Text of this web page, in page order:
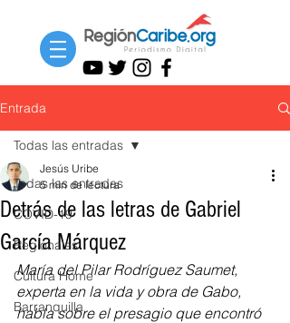
Entrada
Todas las entradas
COVID-19
Regionales
Cultura Home
Barranquilla
Todas las entradas
Detrás de las letras de Gabriel
García Márquez
Jesús Uribe
5 min de lectura
María del Pilar Rodríguez Saumet,
experta en la vida y obra de Gabo,
habla sobre el presagio que encontró